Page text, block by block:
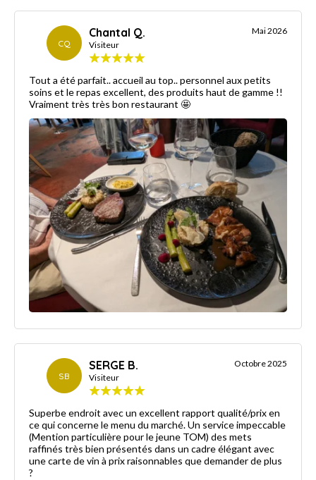
CQ
Chantal Q.
Visiteur
Mai 2026
Tout a été parfait.. accueil au top.. personnel aux petits
soins et le repas excellent, des produits haut de gamme !!
Vraiment très très bon restaurant 🤩
SB
SERGE B.
Visiteur
Octobre 2025
Superbe endroit avec un excellent rapport qualité/prix en
ce qui concerne le menu du marché. Un service impeccable
(Mention particulière pour le jeune TOM) des mets
raffinés très bien présentés dans un cadre élégant avec
une carte de vin à prix raisonnables que demander de plus
?